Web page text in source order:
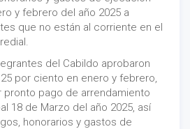
y febrero del año 2025 a
que no están al corriente en el
del Cabildo aprobaron
por ciento en enero y febrero,
pago de arrendamiento
18 de Marzo del año 2025, así
honorarios y gastos de